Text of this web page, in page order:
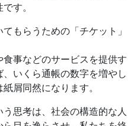
す。
もらうための「チケット」
事などのサービスを提供す
いくら通帳の数字を増やし
屑同然になります。
う思考は、社会の構造的な人